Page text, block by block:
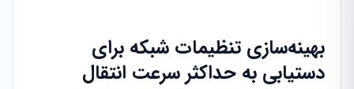
بهینه‌سازی تنظیمات شبکه برای
دستیابی به حداکثر سرعت انتقال